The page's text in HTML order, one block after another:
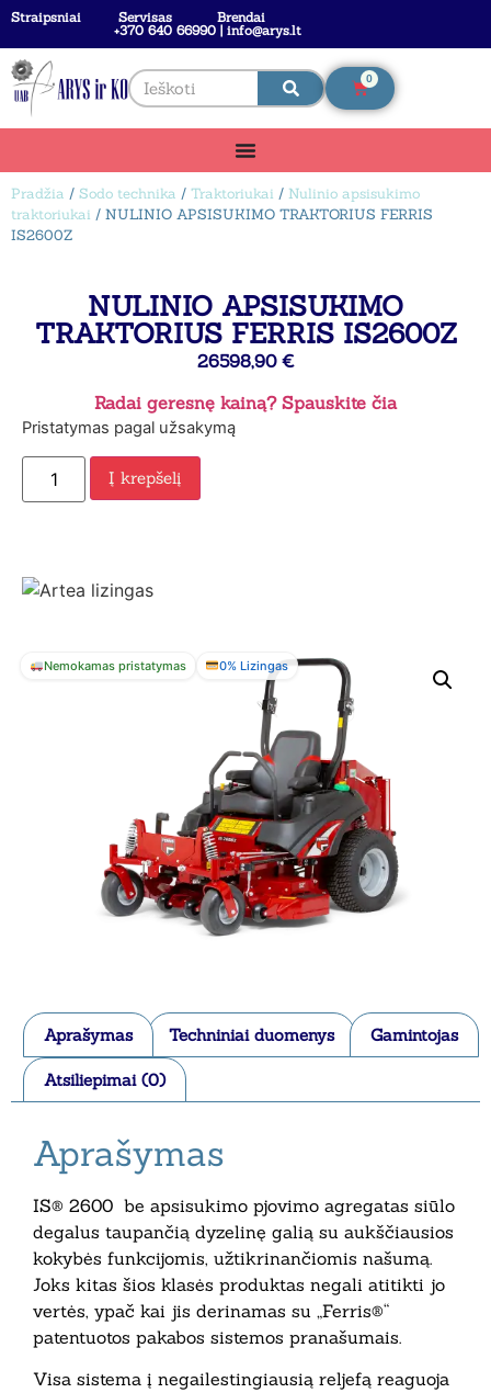
Straipsniai Servisas
Brendai
+370 640 66990 | info@arys.lt
0
Pradžia / Sodo technika / Traktoriukai / Nulinio apsisukimo
traktoriukai / NULINIO APSISUKIMO TRAKTORIUS FERRIS
IS2600Z
NULINIO APSISUKIMO
TRAKTORIUS FERRIS IS2600Z
26598,90 €
Radai geresnę kainą? Spauskite čia
Pristatymas pagal užsakymą
Į krepšelį
Nemokamas pristatymas 0% Lizingas
Aprašymas Techniniai duomenys Gamintojas
Atsiliepimai (0)
Aprašymas
IS® 2600 be apsisukimo pjovimo agregatas siūlo
degalus taupančią dyzelinę galią su aukščiausios
kokybės funkcijomis, užtikrinančiomis našumą.
Joks kitas šios klasės produktas negali atitikti jo
vertės, ypač kai jis derinamas su „Ferris®“
patentuotos pakabos sistemos pranašumais.
Visa sistema į negailestingiausią reljefą reaguoja